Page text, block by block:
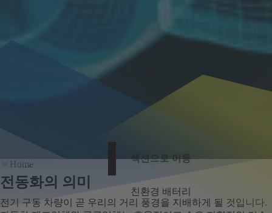
섹션으로 이동
친환경 배터리
Home
전동화의 의미
전기 구동 차량이 곧 우리의 거리 풍경을 지배하게 될 것입니다.